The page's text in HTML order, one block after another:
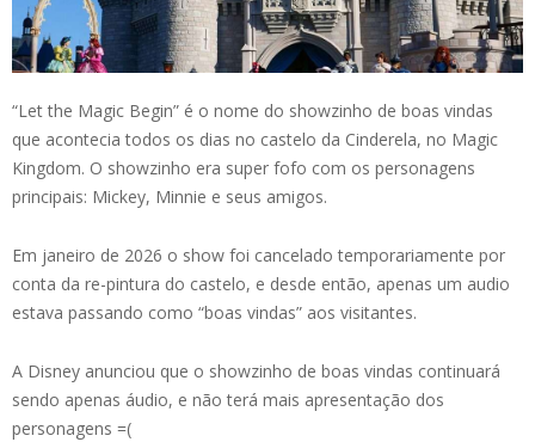
“Let the Magic Begin” é o nome do showzinho de boas vindas
que acontecia todos os dias no castelo da Cinderela, no Magic
Kingdom. O showzinho era super fofo com os personagens
principais: Mickey, Minnie e seus amigos.
Em janeiro de 2026 o show foi cancelado temporariamente por
conta da re-pintura do castelo, e desde então, apenas um audio
estava passando como “boas vindas” aos visitantes.
A Disney anunciou que o showzinho de boas vindas continuará
sendo apenas áudio, e não terá mais apresentação dos
personagens =(